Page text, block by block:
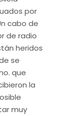
por
cabo de
de radio
heridos
se
que
la
muy